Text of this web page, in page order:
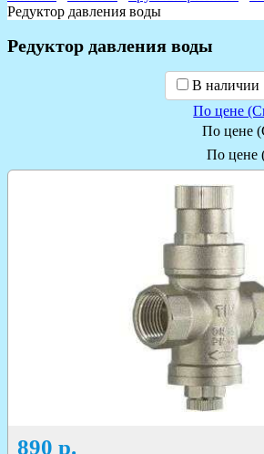
Редуктор давления воды
Редуктор давления воды
В наличии
По цене
По цене
По цене
890 р.